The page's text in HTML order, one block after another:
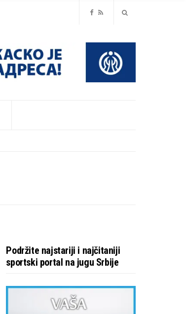
Podržite najstariji i najčitaniji
sportski portal na jugu Srbije